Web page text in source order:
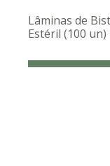
Lâminas de
Estéril (100 un)